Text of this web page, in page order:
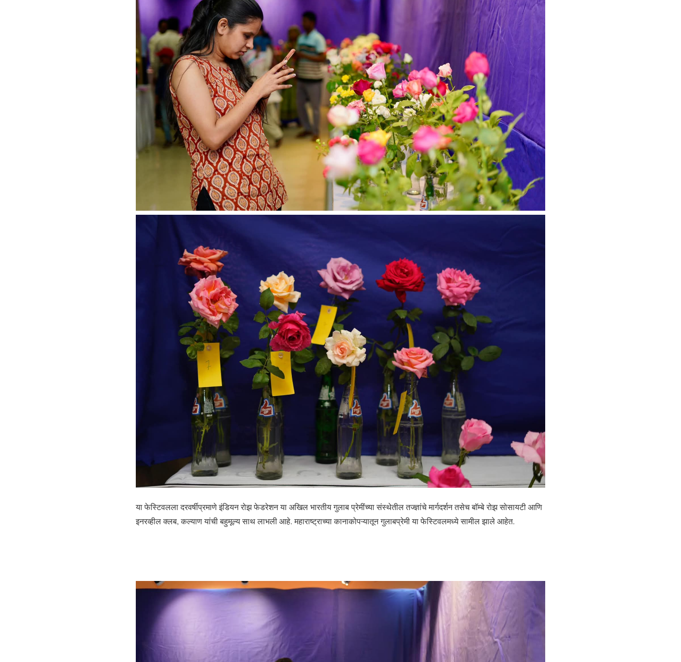
या फेस्टिवलला दरवर्षीप्रमाणे इंडियन रोझ फेडरेशन या अखिल भारतीय गुलाब प्रेमींच्या संस्थेतील तज्ज्ञांचे मार्गदर्शन तसेच बॉम्बे रोझ सोसायटी आणि
इनरव्हील क्लब, कल्याण यांची बहुमूल्य साथ लाभली आहे. महाराष्ट्राच्या कानाकोपऱ्यातून गुलाबप्रेमी या फेस्टिवलमध्ये सामील झाले आहेत.